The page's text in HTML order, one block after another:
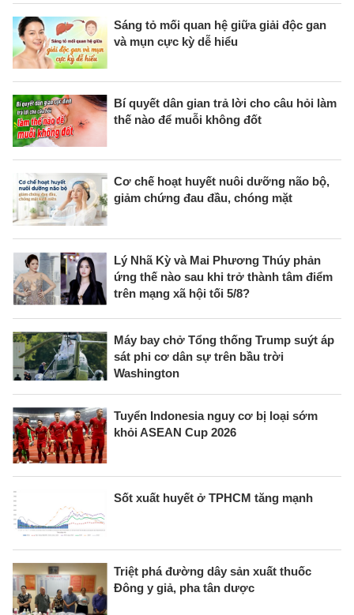
Sáng tỏ mối quan hệ giữa giải độc gan
và mụn cực kỳ dễ hiểu
Bí quyết dân gian trả lời cho câu hỏi làm
thế nào để muỗi không đốt
Cơ chế hoạt huyết nuôi dưỡng não bộ,
giảm chứng đau đầu, chóng mặt
Lý Nhã Kỳ và Mai Phương Thúy phản
ứng thế nào sau khi trở thành tâm điểm
trên mạng xã hội tối 5/8?
Máy bay chở Tổng thống Trump suýt áp
sát phi cơ dân sự trên bầu trời
Washington
Tuyển Indonesia nguy cơ bị loại sớm
khỏi ASEAN Cup 2026
Sốt xuất huyết ở TPHCM tăng mạnh
Triệt phá đường dây sản xuất thuốc
Đông y giả, pha tân dược